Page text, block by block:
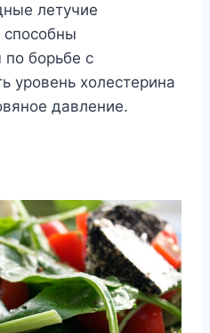
летучие
способны
по борьбе с
уровень холестерина
давление.